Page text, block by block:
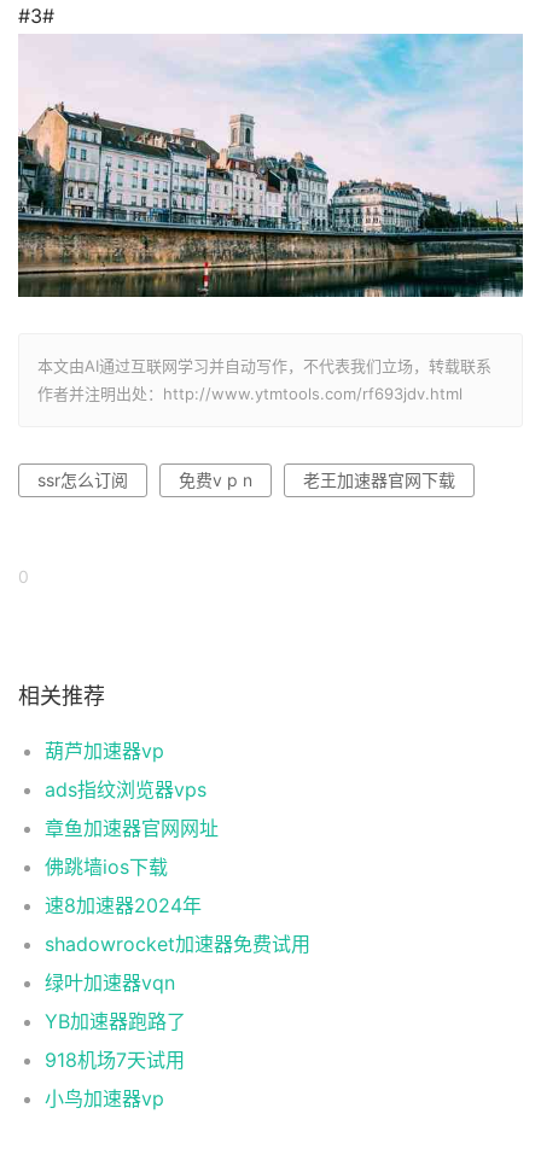
#3#
本文由AI通过互联网学习并自动写作，不代表我们立场，转载联系
作者并注明出处：http://www.ytmtools.com/rf693jdv.html
ssr怎么订阅 免费v p n 老王加速器官网下载
0
相关推荐
葫芦加速器vp
ads指纹浏览器vps
章鱼加速器官网网址
佛跳墙ios下载
速8加速器2024年
shadowrocket加速器免费试用
绿叶加速器vqn
YB加速器跑路了
918机场7天试用
小鸟加速器vp